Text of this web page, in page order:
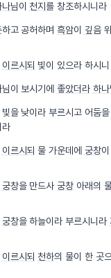
님이 천지 를 창조하시니라
고 공허하며 흑암이 깊음
이르시되 빛이 있으라 하시
이 보시기에 좋았더라 하나
빛을 낮이라 부르시고 어둠
라
이르시되 물 가운데에 궁창
궁창을 만드사 궁창 아래의
궁창을 하늘이라 부르시니라
이르시되 천하의 물이 한 곳